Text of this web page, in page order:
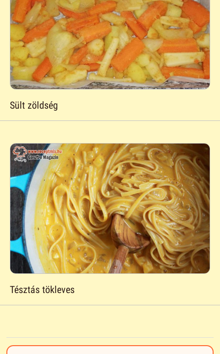
Sült zöldség
Tésztás tökleves